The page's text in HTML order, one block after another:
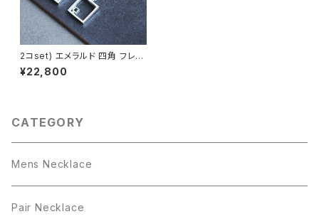
2コset) エメラルド 四角 フレー
ム ペア ネックレス シルバー92
5
¥22,800
CATEGORY
Mens Necklace
Pair Necklace